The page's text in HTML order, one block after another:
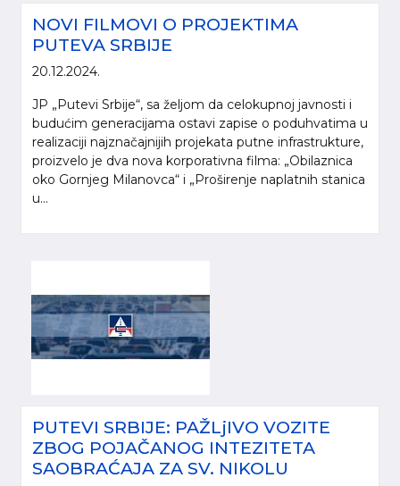
NOVI FILMOVI O PROJEKTIMA
PUTEVA SRBIJE
20.12.2024.
JP „Putevi Srbije“, sa željom da celokupnoj javnosti i
budućim generacijama ostavi zapise o poduhvatima u
realizaciji najznačajnijih projekata putne infrastrukture,
proizvelo je dva nova korporativna filma: „Obilaznica
oko Gornjeg Milanovca“ i „Proširenje naplatnih stanica
u...
PUTEVI SRBIJE: PAŽLjIVO VOZITE
ZBOG POJAČANOG INTEZITETA
SAOBRAĆAJA ZA SV. NIKOLU